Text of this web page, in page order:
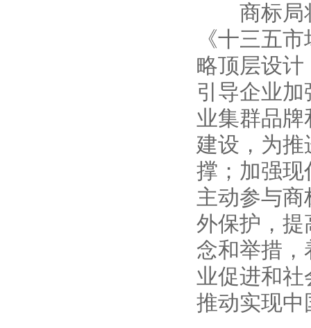
商标局将
《十三五
略顶层设
引导企业
业集群品
建设，为
撑；加强现
主动参与
外保护，提
念和举措
业促进和
推动实现中